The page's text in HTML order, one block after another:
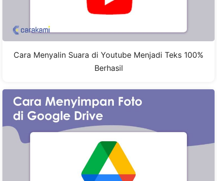
Cara Menyalin Suara di Youtube Menjadi Teks 100%
Berhasil